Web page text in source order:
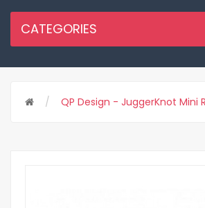
CATEGORIES
QP Design - JuggerKnot Mini